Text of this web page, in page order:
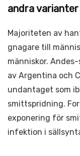
andra varianter
Majoriteten av
gnagare till
människor.
av Argentina och
undantaget som
smittspridning.
exponering för
infektion i